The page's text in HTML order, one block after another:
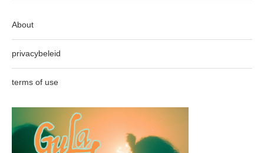
About
privacybeleid
terms of use